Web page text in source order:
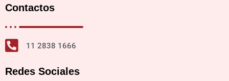
Contactos
11 2838 1666
Redes Sociales